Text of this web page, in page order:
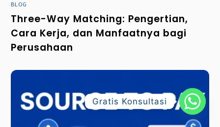
BLOG
Three-Way Matching: Pengertian,
Cara Kerja, dan Manfaatnya bagi
Perusahaan
Gratis Konsultasi